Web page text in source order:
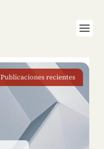
Publicaciones recientes